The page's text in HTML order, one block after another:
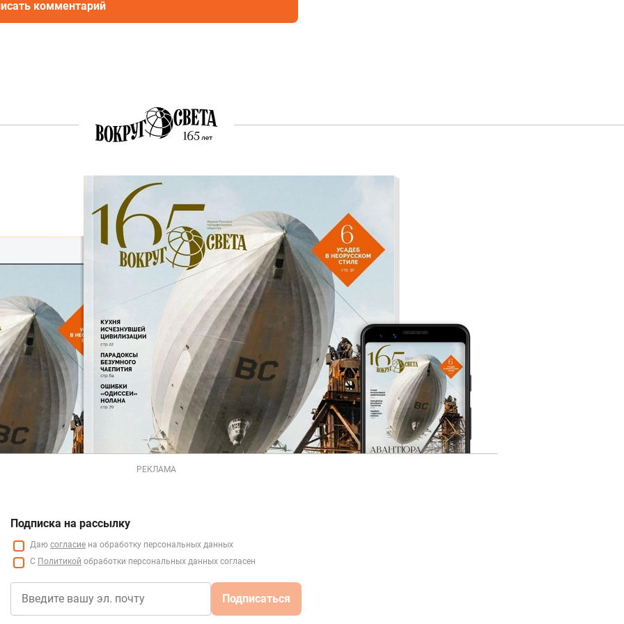
комментарий
РЕКЛАМА
Подписка на рассылку
Даю согласие на обработку персональных данных
С Политикой обработки персональных данных согласен
Подписаться